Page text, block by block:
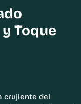
Toque
crujiente del